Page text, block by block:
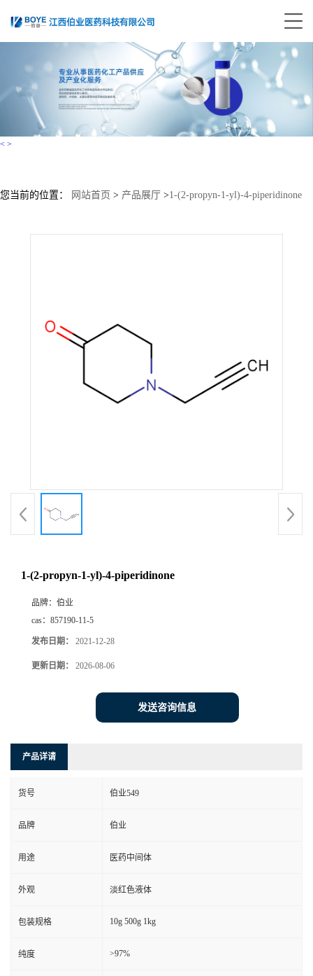
< >
您当前的位置： 网站首页 > 产品展厅 >1-(2-propyn-1-yl)-4-piperidinone
1-(2-propyn-1-yl)-4-piperidinone
品牌： 伯业
cas： 857190-11-5
发布日期： 2021-12-28
更新日期： 2026-08-06
发送咨询信息
产品详请
货号 伯业549
品牌 伯业
用途 医药中间体
外观 淡红色液体
包装规格 10g 500g 1kg
纯度 >97%